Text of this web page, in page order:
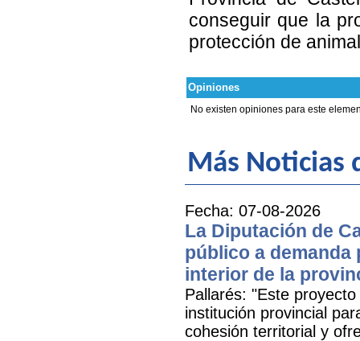
conseguir que la
protección de
Opiniones
No existen opiniones para este
Más Noticias
Fecha: 07-08-2026
La Diputación de
público a demanda
interior de la
Pallarés: "Este
institución provincial
cohesión territorial y